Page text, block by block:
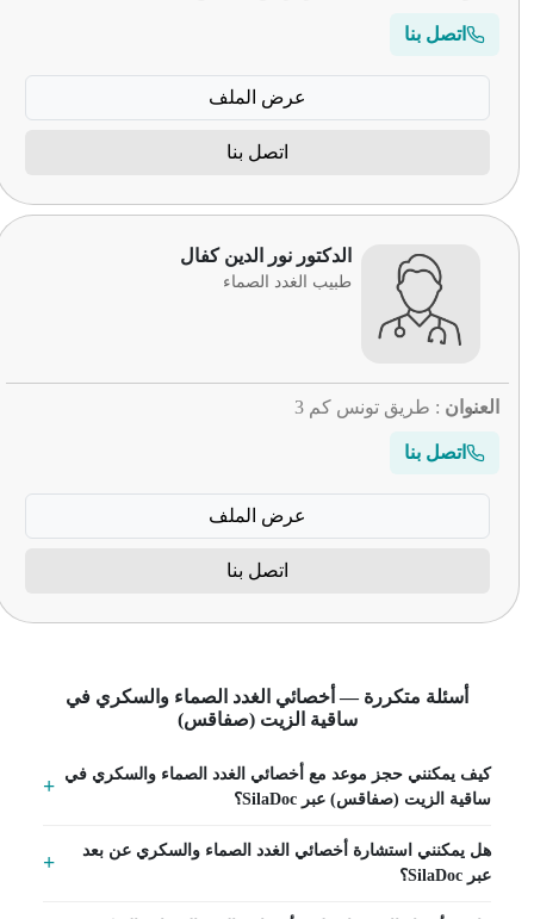
اتصل بنا
عرض الملف
اتصل بنا
الدكتور نور الدين كفال
طبيب الغدد الصماء
العنوان : طريق تونس كم 3
اتصل بنا
عرض الملف
اتصل بنا
أسئلة متكررة — أخصائي الغدد الصماء والسكري في
ساقية الزيت (صفاقس)
كيف يمكنني حجز موعد مع أخصائي الغدد الصماء والسكري في
ساقية الزيت (صفاقس) عبر SilaDoc؟
هل يمكنني استشارة أخصائي الغدد الصماء والسكري عن بعد
عبر SilaDoc؟